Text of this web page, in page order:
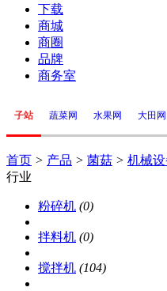
下载
商城
商圈
品牌
商务室
子站 蔬菜网 水果网 大田网
首页 > 产品 > 菌菇 > 机械
行业
粉碎机 (0)
拌料机 (0)
搅拌机 (104)